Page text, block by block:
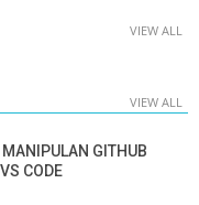
VIEW ALL
VIEW ALL
GITHUB
CODE